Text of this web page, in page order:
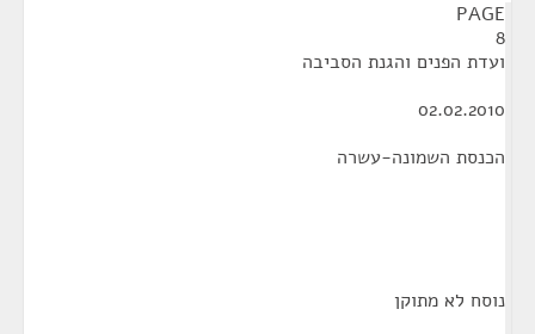
PAGE
8
ועדת הפנים והגנת הסביבה
02.02.2010
הכנסת השמונה-עשרה
נוסח לא מתוקן